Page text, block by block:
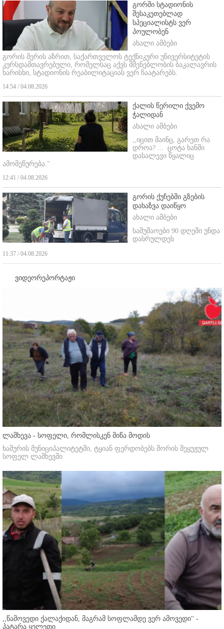
გორში სტადიონის
შესაკეთებლად
სპეციალისტს ვერ
პოულობენ
ახალი ამბები
გორის მერის აზრით, საქართველოს ტექნიკური უნივერსიტეტის
კურსდამთავრებული, რომელსაც აქვს მშენებლობის ბაკალავრის
ხარისხი, სტადიონის რეაბილიტაციას ვერ ჩაატარებს.
14:54 / 04.08.2026
ქალის წერილი ქვემო
ჭალიდან
ახალი ამბები
,,იცით მაინც, გარეთ რა
დროა? ... ცოტა ხანში
დასალევი წყალიც
ამომეწურება."
12:41 / 04.08.2026
გორის ქუჩებში გზების
დახაზვა დაიწყო
ახალი ამბები
სამუშაოები 90 დღეში უნდა
დასრულდეს
11:37 / 04.08.2026
ვიდეორეპორტაჟი
ლაშხევა - სოფელი, რომლისკენ მიწა მოდის
ხაშურის მუნიციპალიტეტში, ტყიან ფერდობებს შორის შეყუჟულ
სოფელ ლაშხევში
,,წამოვედი ქალაქიდან, მაგრამ სოფლამდე ვერ ამოვედი'' -
პატარა ყელეთი